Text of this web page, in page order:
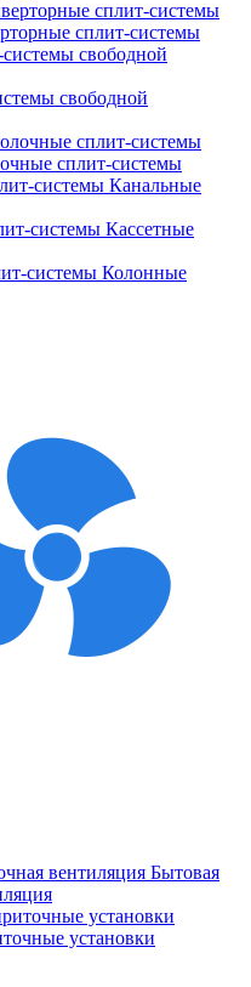
сплит-системы
свободной
сплит-системы
Канальные
Кассетные
Колонные
Бытовая
установки